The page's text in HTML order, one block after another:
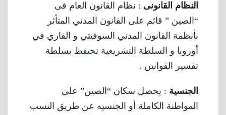
النظام القانونى : نظام القانون العام فى
“الصين ” قائم على القانون المدني المتأثر
بأنظمة القانون المدني السوفيتي و القاري في
أوروبا و السلطة التشريعية تحتفظ بسلطة
تفسير القوانين .
الجنسية : يحصل سكان “الصين” على
المواطنة الكاملة أو الجنسيه عن طريق النسب